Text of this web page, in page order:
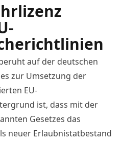
auf der deutschen
zur Umsetzung der
EU-
ist, dass mit der
Gesetzes das
neuer Erlaubnistatbestand